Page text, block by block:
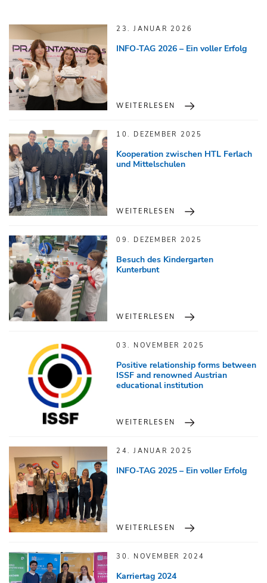
23. JANUAR 2026
INFO-TAG 2026 – Ein voller Erfolg
WEITERLESEN
10. DEZEMBER 2025
Kooperation zwischen HTL Ferlach
und Mittelschulen
WEITERLESEN
09. DEZEMBER 2025
Besuch des Kindergarten
Kunterbunt
WEITERLESEN
03. NOVEMBER 2025
Positive relationship forms between
ISSF and renowned Austrian
educational institution
WEITERLESEN
24. JANUAR 2025
INFO-TAG 2025 – Ein voller Erfolg
WEITERLESEN
30. NOVEMBER 2024
Karriertag 2024